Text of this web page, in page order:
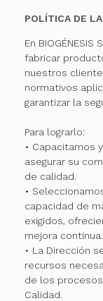
POLÍTICA DE
En
fabricar
nuestros
normativos
garantizar la
Para lograrlo:
• Capacitamos
asegurar su
de calidad.
•
capacidad de
exigidos,
mejora continua.
• La Dirección
recursos
de los
Calidad.